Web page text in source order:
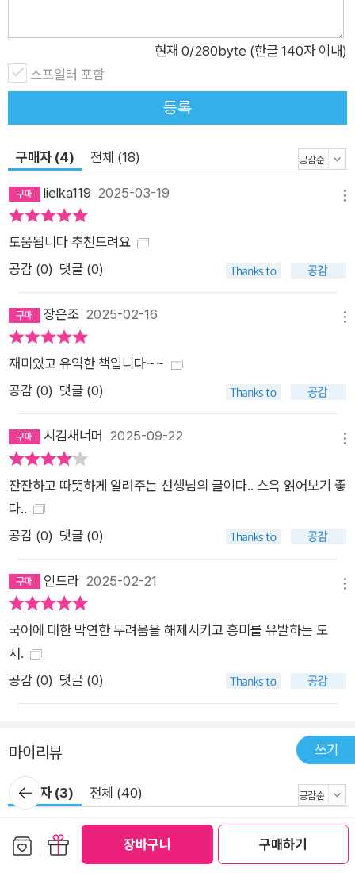
장바구니 구매하기
어는 어느 순간 뗀다고 떼지는 것이 아니라, 읽고 말하고 쓰는 평
생 공부를 해야 하는 것이다. 나민애 교수는 국어 공부의 필요성
을 느끼는 어른들에게 이런 메시지를 전한다. “국어는 오래 차근
히 공부할 과목이고 그만한 가치가 있습니다.”
현재 0/280byte (한글 140자 이내)
스포일러 포함
등록
구매자 (4) 전체 (18)
lielka119 2025-03-19
도움됩니다 추천드려요
공감 (0) 댓글 (0)
장은조 2025-02-16
재미있고 유익한 책입니다~~
공감 (0) 댓글 (0)
시김새너머 2025-09-22
잔잔하고 따뜻하게 알려주는 선생님의 글이다.. 스윽 읽어보기 좋
다..
공감 (0) 댓글 (0)
인드라 2025-02-21
국어에 대한 막연한 두려움을 해제시키고 흥미를 유발하는 도
서.
공감 (0) 댓글 (0)
마이리뷰 쓰기
구매자 (3) 전체 (40)
bookholic2025-11-16
뒤로가
기